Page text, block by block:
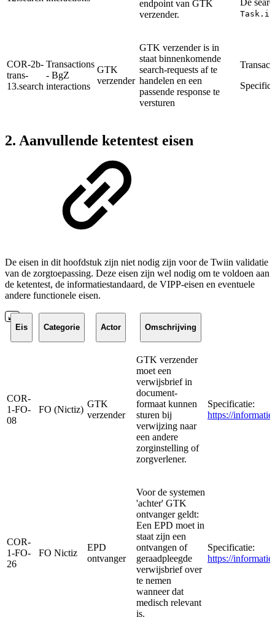
endpoint van GTK
verzender.
De
COR-2b-
trans-
13.search
Transactions
- BgZ
interactions
GTK
verzender
GTK verzender is in
staat binnenkomende
search-requests af te
handelen en een
passende response te
versturen
2. Aanvullende ketentest eisen
De eisen in dit hoofdstuk zijn niet nodig zijn voor de Twiin validatie
van de zorgtoepassing. Deze eisen zijn wel nodig om te voldoen aan
de ketentest, de informatiestandaard, de VIPP-eisen en eventuele
andere functionele eisen.
Eis Categorie Actor Omschrijving
COR-
1-FO-
08
FO (Nictiz)
GTK
verzender
GTK verzender
moet een
verwijsbrief in
document-
formaat kunnen
sturen bij
verwijzing naar
een andere
zorginstelling of
zorgverlener.
Specificatie:
https://
COR-
1-FO-
26
FO Nictiz
EPD
ontvanger
Voor de systemen
'achter' GTK
ontvanger geldt:
Een EPD moet in
staat zijn een
ontvangen of
geraadpleegde
verwijsbrief over
te nemen
wanneer dat
medisch relevant
is.
Specificatie:
https://